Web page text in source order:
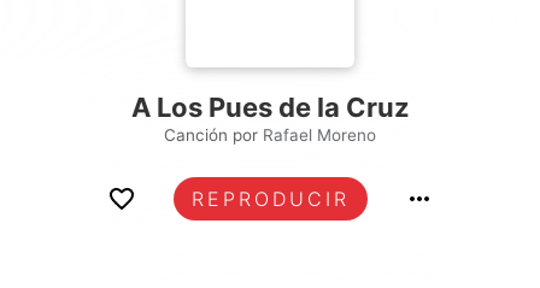
A Los Pues de la Cruz
Canción por Rafael Moreno
REPRODUCIR